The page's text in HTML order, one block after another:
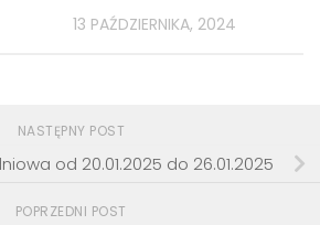
13 PAŹDZIERNIKA, 2024
NASTĘPNY POST
od 20.01.2025 do 26.01.2025
POPRZEDNI POST